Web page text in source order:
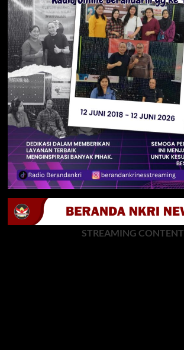
STREAMING CONTENT